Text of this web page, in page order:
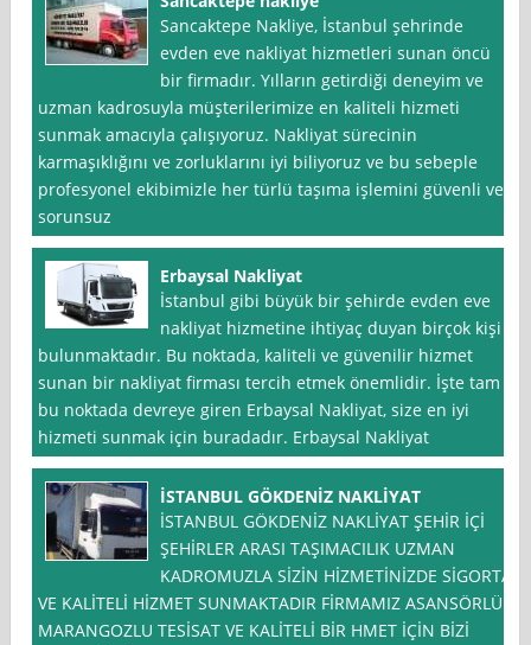
Sancaktepe Nakliye, İstanbul şehrinde
evden eve nakliyat hizmetleri sunan öncü
bir firmadır. Yılların getirdiği deneyim ve
uzman kadrosuyla müşterilerimize en kaliteli hizmeti
sunmak amacıyla çalışıyoruz. Nakliyat sürecinin
karmaşıklığını ve zorluklarını iyi biliyoruz ve bu sebeple
profesyonel ekibimizle her türlü taşıma işlemini güvenli ve
sorunsuz
Erbaysal Nakliyat
İstanbul gibi büyük bir şehirde evden eve
nakliyat hizmetine ihtiyaç duyan birçok kişi
bulunmaktadır. Bu noktada, kaliteli ve güvenilir hizmet
sunan bir nakliyat firması tercih etmek önemlidir. İşte tam
bu noktada devreye giren Erbaysal Nakliyat, size en iyi
hizmeti sunmak için buradadır. Erbaysal Nakliyat
İSTANBUL GÖKDENİZ NAKLİYAT
İSTANBUL GÖKDENİZ NAKLİYAT ŞEHİR İÇİ
ŞEHİRLER ARASI TAŞIMACILIK UZMAN
KADROMUZLA SİZİN HİZMETİNİZDE SİGORTA
VE KALİTELİ HİZMET SUNMAKTADIR FİRMAMIZ ASANSÖRLÜ
MARANGOZLU TESİSAT VE KALİTELİ BİR HMET İÇİN BİZİ